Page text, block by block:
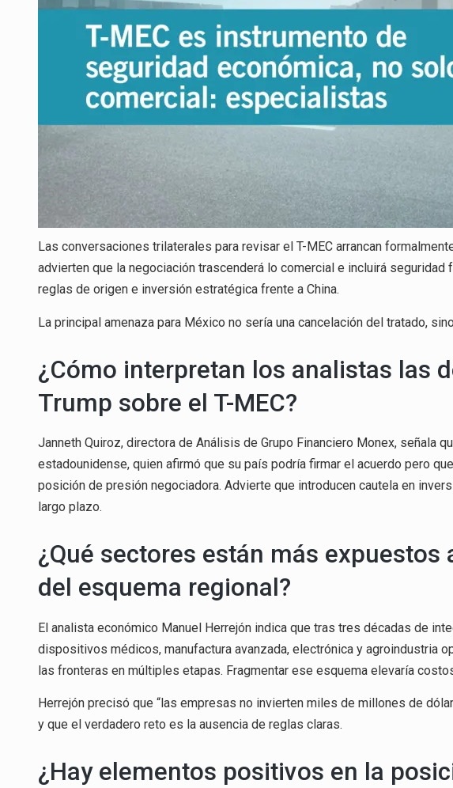
Las conversaciones trilaterales para revisar el T-MEC arrancan
advierten que la negociación trascenderá lo comercial e incluirá seguridad
reglas de origen e inversión estratégica frente a China.
La principal amenaza para México no sería una cancelación del tratado,
¿Cómo interpretan los analistas las
Trump sobre el T-MEC?
Janneth Quiroz, directora de Análisis de Grupo Financiero Monex, señala
estadounidense, quien afirmó que su país podría firmar el acuerdo pero
posición de presión negociadora. Advierte que introducen cautela en
largo plazo.
¿Qué sectores están más
del esquema regional?
El analista económico Manuel Herrejón indica que tras tres décadas de
dispositivos médicos, manufactura avanzada, electrónica y agroindustria
las fronteras en múltiples etapas. Fragmentar ese esquema elevaría
Herrejón precisó que “las empresas no invierten miles de millones de
y que el verdadero reto es la ausencia de reglas claras.
¿Hay elementos positivos en la